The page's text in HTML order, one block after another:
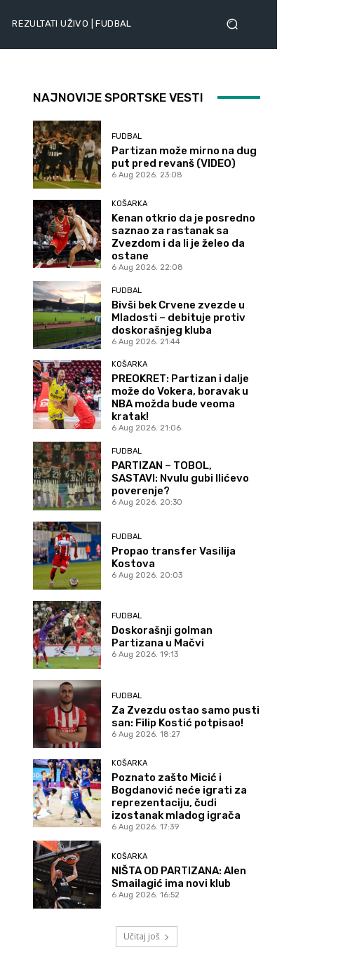
REZULTATI UŽIVO | FUDBAL
NAJNOVIJE SPORTSKE VESTI
FUDBAL
Partizan može mirno na dug
put pred revanš (VIDEO)
6 Aug 2026. 23:08
KOŠARKA
Kenan otkrio da je posredno
saznao za rastanak sa
Zvezdom i da li je želeo da
ostane
6 Aug 2026. 22:08
FUDBAL
Bivši bek Crvene zvezde u
Mladosti – debituje protiv
doskorašnjeg kluba
6 Aug 2026. 21:44
KOŠARKA
PREOKRET: Partizan i dalje
može do Vokera, boravak u
NBA možda bude veoma
kratak!
6 Aug 2026. 21:06
FUDBAL
PARTIZAN – TOBOL,
SASTAVI: Nvulu gubi Ilićevo
poverenje?
6 Aug 2026. 20:30
FUDBAL
Propao transfer Vasilija
Kostova
6 Aug 2026. 20:03
FUDBAL
Doskorašnji golman
Partizana u Mačvi
6 Aug 2026. 19:13
FUDBAL
Za Zvezdu ostao samo pusti
san: Filip Kostić potpisao!
6 Aug 2026. 18:27
KOŠARKA
Poznato zašto Micić i
Bogdanović neće igrati za
reprezentaciju, čudi
izostanak mladog igrača
6 Aug 2026. 17:39
KOŠARKA
NIŠTA OD PARTIZANA: Alen
Smailagić ima novi klub
6 Aug 2026. 16:52
Učitaj još